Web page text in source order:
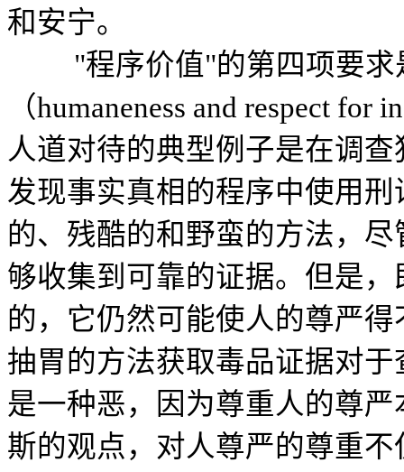
和安宁。
"程序价值"的第四项要求
（humaneness and respect
人道对待的典型例子是在调
发现事实真相的程序中使用
的、残酷的和野蛮的方法，
够收集到可靠的证据。但是
的，它仍然可能使人的尊严
抽胃的方法获取毒品证据对
是一种恶，因为尊重人的尊
斯的观点，对人尊严的尊重